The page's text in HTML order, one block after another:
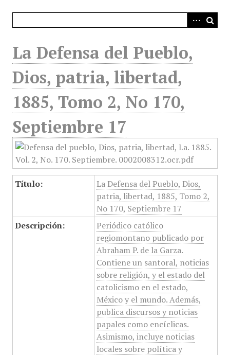
La Defensa del Pueblo,
Dios, patria, libertad,
1885, Tomo 2, No 170,
Septiembre 17
Título:
La Defensa del Pueblo, Dios,
patria, libertad, 1885, Tomo 2,
No 170, Septiembre 17
Descripción:
Periódico católico
regiomontano publicado por
Abraham P. de la Garza.
Contiene un santoral, noticias
sobre religión, y el estado del
catolicismo en el estado,
México y el mundo. Además,
publica discursos y noticias
papales como encíclicas.
Asimismo, incluye noticias
locales sobre política y